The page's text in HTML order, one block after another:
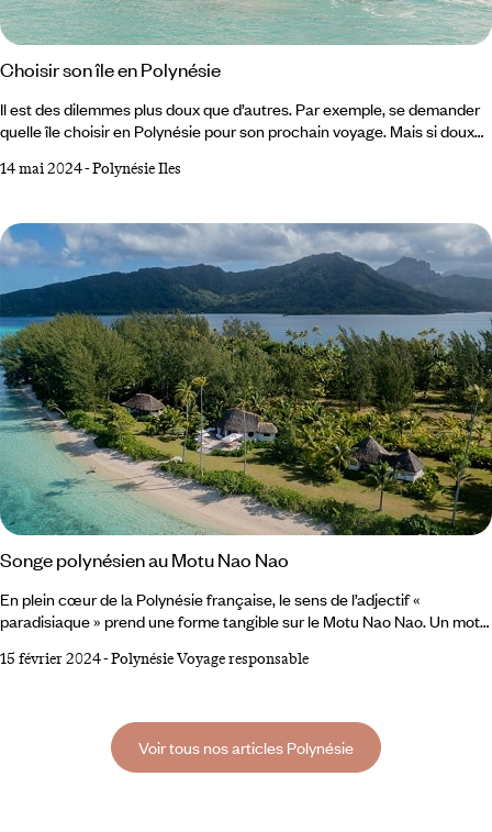
Choisir son île en Polynésie
Il est des dilemmes plus doux que d’autres. Par exemple, se demander
quelle île choisir en Polynésie pour son prochain voyage. Mais si doux
sur plus de 2000 km, la Polynésie française est un trésor sans limite.
de la Société, voici quelques pistes pour y voir presque aussi clair que
dans un lagon.
14 mai 2024-Polynésie Iles
Songe polynésien au Motu Nao Nao
En plein cœur de la Polynésie française, le sens de l’adjectif «
paradisiaque » prend une forme tangible sur le Motu Nao Nao. Un motu
perdu aux côtés de l’île Raiatea dans l’immensité bleue du Pacifique
installations éco-chic,
15 février 2024-Polynésie Voyage responsable
Voir tous nos articles Polynésie